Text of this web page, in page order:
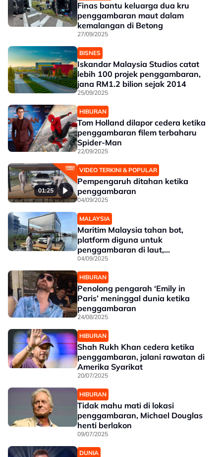
Finas bantu keluarga dua kru
penggambaran maut dalam
kemalangan di Betong
27/09/2025
BISNES
Iskandar Malaysia Studios catat
lebih 100 projek penggambaran,
jana RM1.2 bilion sejak 2014
25/09/2025
HIBURAN
Tom Holland dilapor cedera ketika
penggambaran filem terbaharu
Spider-Man
22/09/2025
01:25
VIDEO TERKINI & POPULAR
Pempengaruh ditahan ketika
penggambaran
04/09/2025
MALAYSIA
Maritim Malaysia tahan bot,
platform diguna untuk
penggambaran di laut,
'influencer' dibebaskan
04/09/2025
HIBURAN
Penolong pengarah ‘Emily in
Paris’ meninggal dunia ketika
penggambaran
24/08/2025
HIBURAN
Shah Rukh Khan cedera ketika
penggambaran, jalani rawatan di
Amerika Syarikat
20/07/2025
HIBURAN
Tidak mahu mati di lokasi
penggambaran, Michael Douglas
henti berlakon
09/07/2025
DUNIA